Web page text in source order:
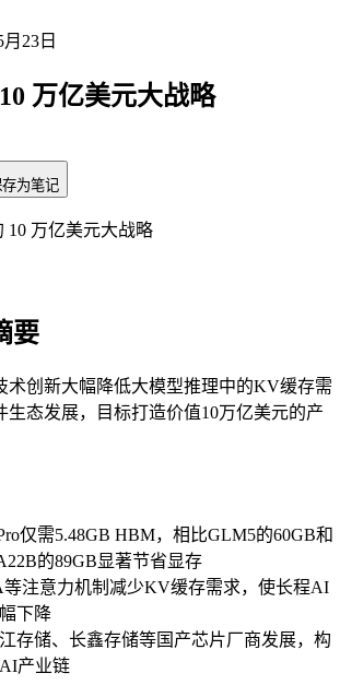
23日
万亿美元大战略
为笔记
要
术创新大幅降低大模型推理中的KV缓存需
生态发展，目标打造价值10万亿美元的产
仅需5.48GB HBM，相比GLM5的60GB和
的89GB显著节省显存
注意力机制减少KV缓存需求，使长程AI
下降
存储、长鑫存储等国产芯片厂商发展，构
产业链